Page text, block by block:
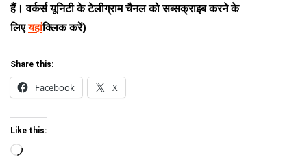
हैं। वर्कर्स यूनिटी के टेलीग्राम चैनल को सब्सक्राइब करने के
लिएयहांक्लिक करें)
Share this:
Facebook X
Like this:
Loading…